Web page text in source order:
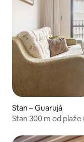
Stan – Guarujá
Stan 300 m od plaže